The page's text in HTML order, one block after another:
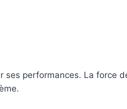
ses performances. La force